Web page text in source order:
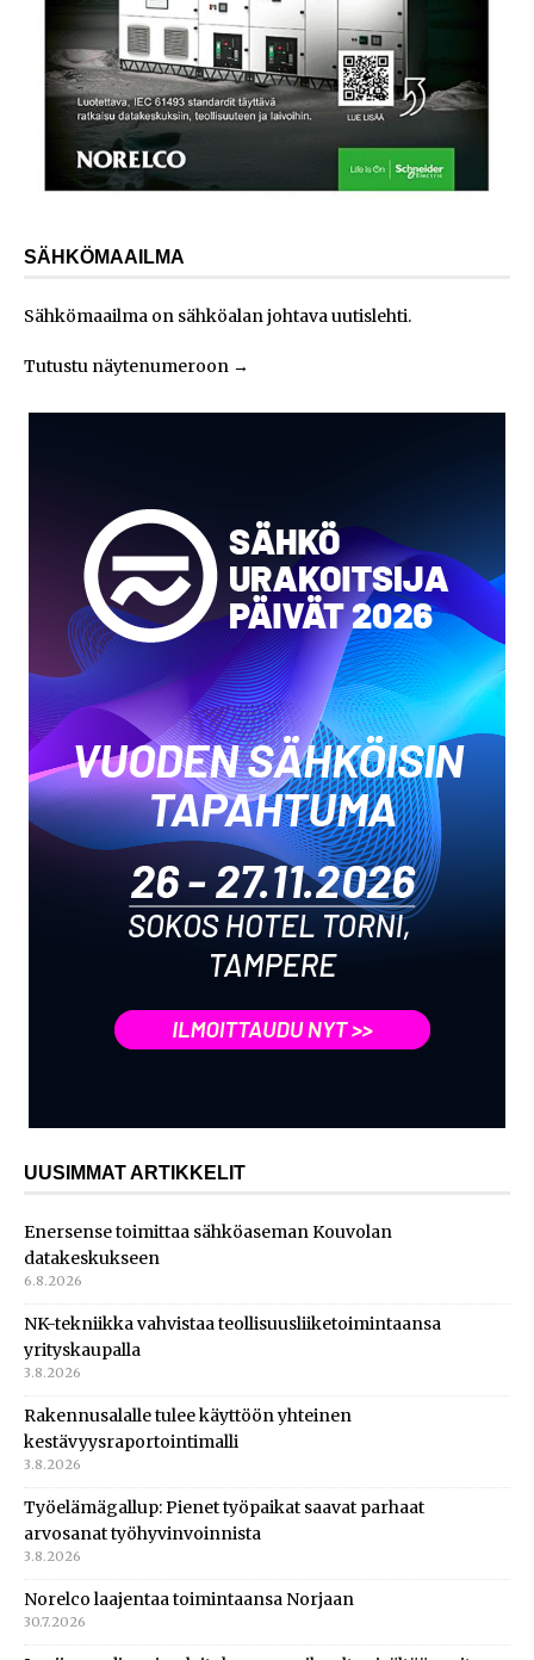
SÄHKÖMAAILMA
Sähkömaailma on sähköalan johtava uutislehti.
Tutustu näytenumeroon →
UUSIMMAT ARTIKKELIT
Enersense toimittaa sähköaseman Kouvolan
datakeskukseen
6.8.2026
NK-tekniikka vahvistaa teollisuusliiketoimintaansa
yrityskaupalla
3.8.2026
Rakennusalalle tulee käyttöön yhteinen
kestävyysraportointimalli
3.8.2026
Työelämägallup: Pienet työpaikat saavat parhaat
arvosanat työhyvinvoinnista
3.8.2026
Norelco laajentaa toimintaansa Norjaan
30.7.2026